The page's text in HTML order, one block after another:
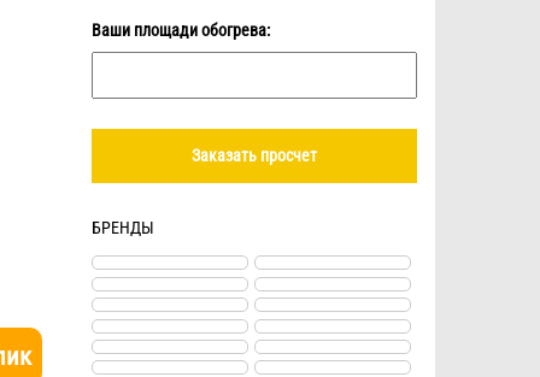
Ваши площади обогрева:
БРЕНДЫ